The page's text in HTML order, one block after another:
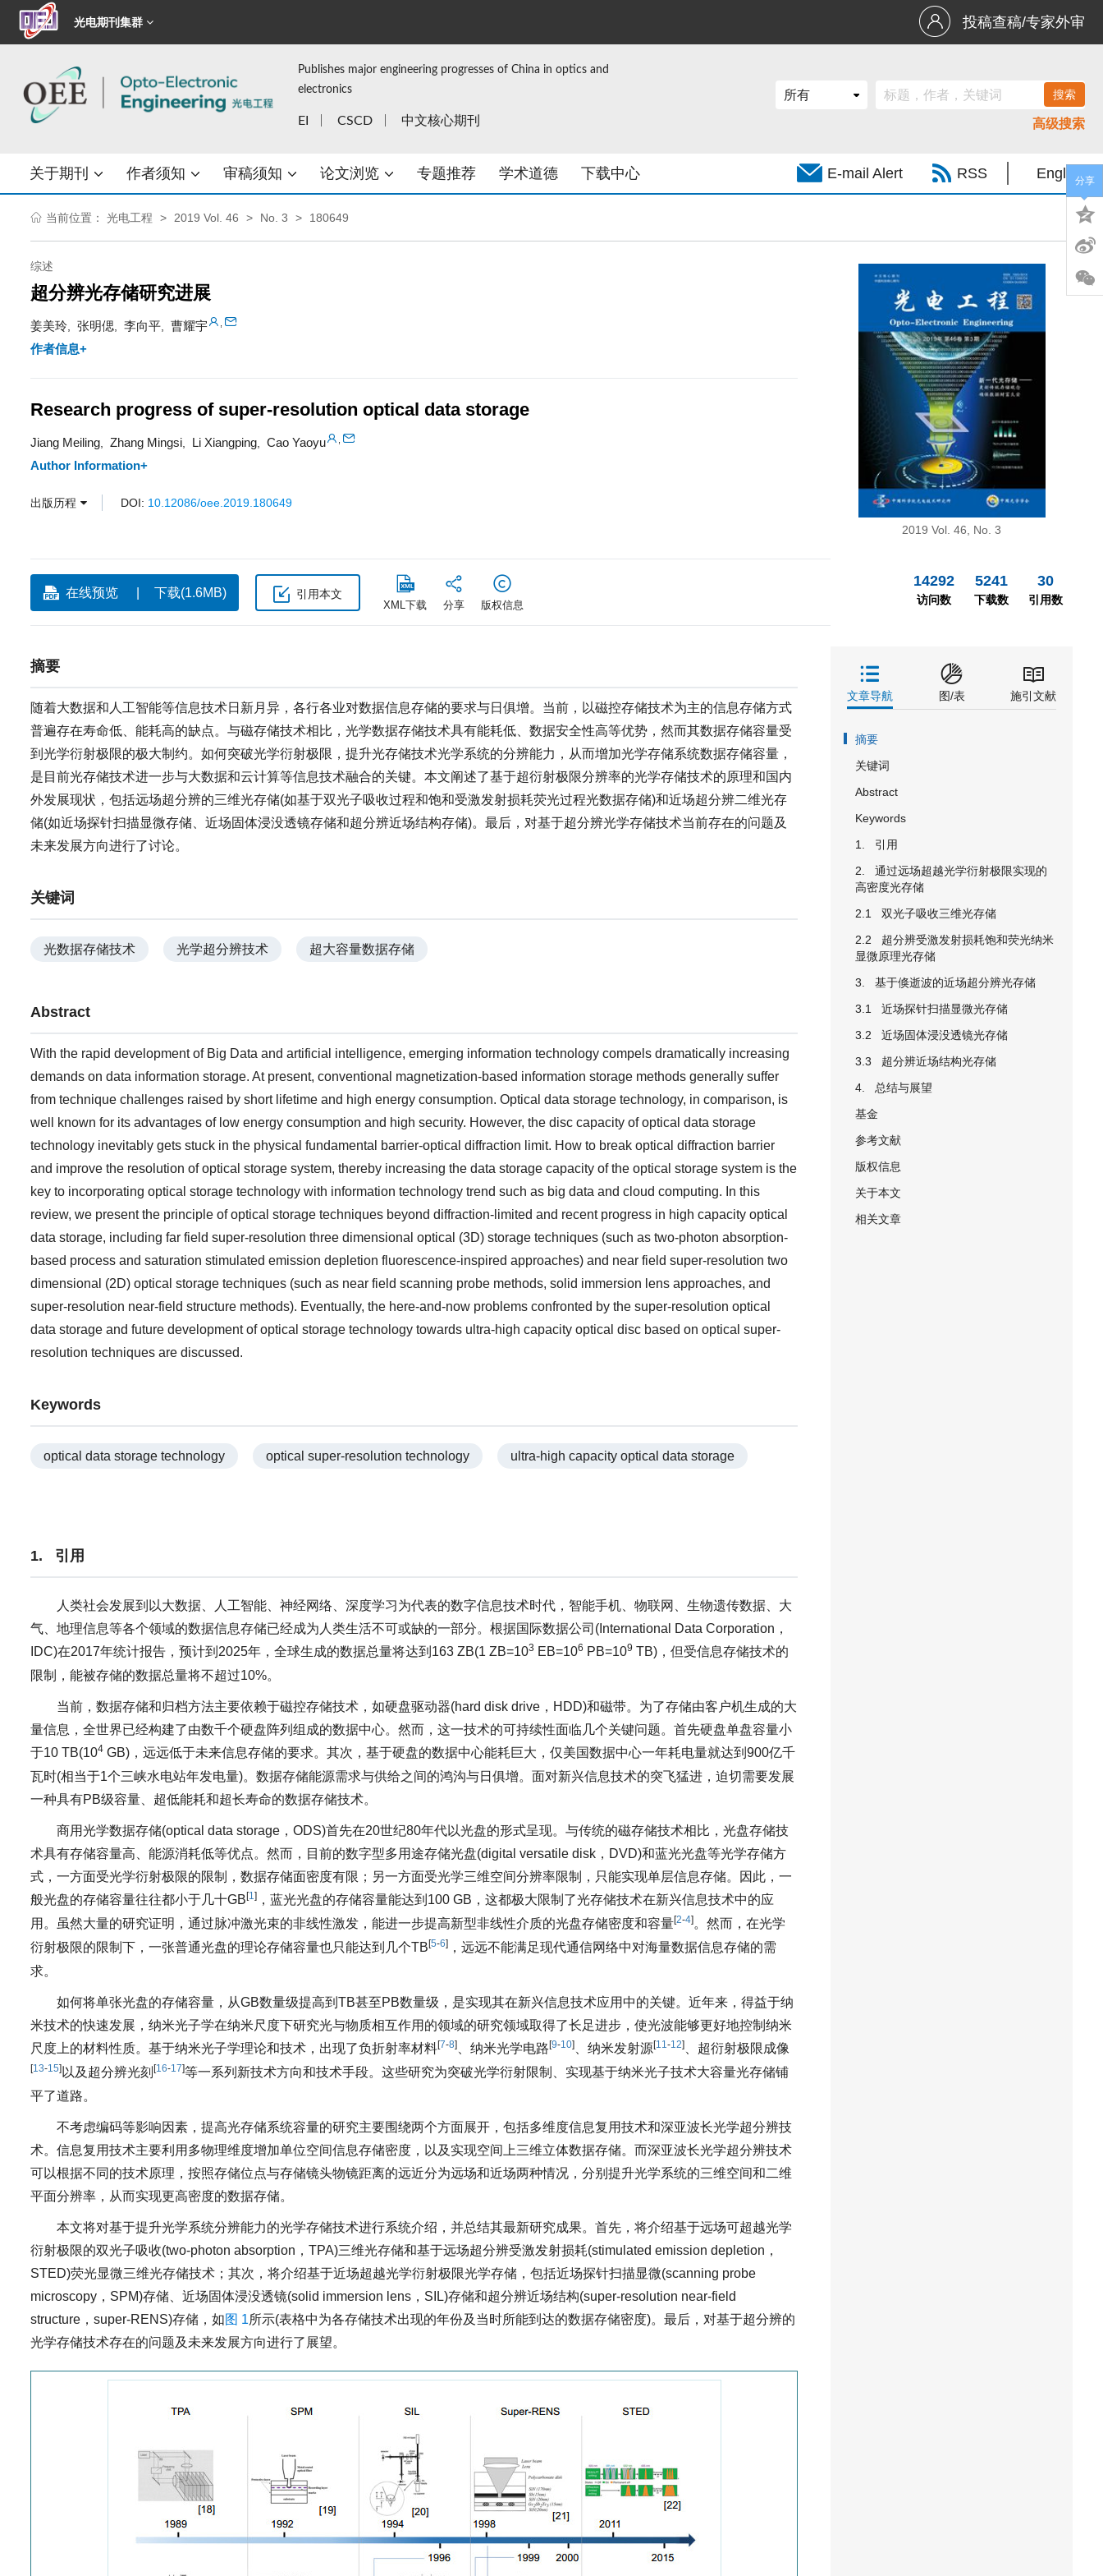
光电期刊集群 投稿查稿/专家外审
Publishes major engineering progresses of China in optics and
electronics
EI CSCD 中文核心期刊 高级搜索
关于期刊 作者须知 审稿须知 论文浏览 专题推荐 学术道德 下载中心 E-mail Alert RSS English
当前位置： 光电工程 2019 Vol. 46 No. 3 180649
综述
超分辨光存储研究进展
姜美玲 张明偲 李向平 曹耀宇
作者信息+
Research progress of super-resolution optical data storage
Jiang Meiling Zhang Mingsi Li Xiangping Cao Yaoyu
Author Information+
出版历程 DOI: 10.12086/oee.2019.180649
2019 Vol. 46, No. 3
在线预览 下载(1.6MB) 引用本文
XML下载 分享 版权信息
14292
访问数
5241
下载数
30
引用数
摘要
随着大数据和人工智能等信息技术日新月异，各行各业对数据信息存储的要求与日俱增。当前，以磁控存储技术为主的信息存储方式
普遍存在寿命低、能耗高的缺点。与磁存储技术相比，光学数据存储技术具有能耗低、数据安全性高等优势，然而其数据存储容量受
到光学衍射极限的极大制约。如何突破光学衍射极限，提升光存储技术光学系统的分辨能力，从而增加光学存储系统数据存储容量，
是目前光存储技术进一步与大数据和云计算等信息技术融合的关键。本文阐述了基于超衍射极限分辨率的光学存储技术的原理和国内
外发展现状，包括远场超分辨的三维光存储(如基于双光子吸收过程和饱和受激发射损耗荧光过程光数据存储)和近场超分辨二维光存
储(如近场探针扫描显微存储、近场固体浸没透镜存储和超分辨近场结构存储)。最后，对基于超分辨光学存储技术当前存在的问题及
未来发展方向进行了讨论。
关键词
光数据存储技术 光学超分辨技术 超大容量数据存储
Abstract
With the rapid development of Big Data and artificial intelligence, emerging information technology compels dramatically increasing
demands on data information storage. At present, conventional magnetization-based information storage methods generally suffer
from technique challenges raised by short lifetime and high energy consumption. Optical data storage technology, in comparison, is
well known for its advantages of low energy consumption and high security. However, the disc capacity of optical data storage
technology inevitably gets stuck in the physical fundamental barrier-optical diffraction limit. How to break optical diffraction barrier
and improve the resolution of optical storage system, thereby increasing the data storage capacity of the optical storage system is the
key to incorporating optical storage technology with information technology trend such as big data and cloud computing. In this
review, we present the principle of optical storage techniques beyond diffraction-limited and recent progress in high capacity optical
data storage, including far field super-resolution three dimensional optical (3D) storage techniques (such as two-photon absorption-
based process and saturation stimulated emission depletion fluorescence-inspired approaches) and near field super-resolution two
dimensional (2D) optical storage techniques (such as near field scanning probe methods, solid immersion lens approaches, and
super-resolution near-field structure methods). Eventually, the here-and-now problems confronted by the super-resolution optical
data storage and future development of optical storage technology towards ultra-high capacity optical disc based on optical super-
resolution techniques are discussed.
Keywords
optical data storage technology optical super-resolution technology ultra-high capacity optical data storage
1. 引用
人类社会发展到以大数据、人工智能、神经网络、深度学习为代表的数字信息技术时代，智能手机、物联网、生物遗传数据、大
气、地理信息等各个领域的数据信息存储已经成为人类生活不可或缺的一部分。根据国际数据公司(International Data Corporation，
IDC)在2017年统计报告，预计到2025年，全球生成的数据总量将达到163 ZB(1 ZB=103 EB=106 PB=109 TB)，但受信息存储技术的
限制，能被存储的数据总量将不超过10%。
当前，数据存储和归档方法主要依赖于磁控存储技术，如硬盘驱动器(hard disk drive，HDD)和磁带。为了存储由客户机生成的大
量信息，全世界已经构建了由数千个硬盘阵列组成的数据中心。然而，这一技术的可持续性面临几个关键问题。首先硬盘单盘容量小
于10 TB(104 GB)，远远低于未来信息存储的要求。其次，基于硬盘的数据中心能耗巨大，仅美国数据中心一年耗电量就达到900亿千
瓦时(相当于1个三峡水电站年发电量)。数据存储能源需求与供给之间的鸿沟与日俱增。面对新兴信息技术的突飞猛进，迫切需要发展
一种具有PB级容量、超低能耗和超长寿命的数据存储技术。
商用光学数据存储(optical data storage，ODS)首先在20世纪80年代以光盘的形式呈现。与传统的磁存储技术相比，光盘存储技
术具有存储容量高、能源消耗低等优点。然而，目前的数字型多用途存储光盘(digital versatile disk，DVD)和蓝光光盘等光学存储方
式，一方面受光学衍射极限的限制，数据存储面密度有限；另一方面受光学三维空间分辨率限制，只能实现单层信息存储。因此，一
般光盘的存储容量往往都小于几十GB [1] ，蓝光光盘的存储容量能达到100 GB，这都极大限制了光存储技术在新兴信息技术中的应
用。虽然大量的研究证明，通过脉冲激光束的非线性激发，能进一步提高新型非线性介质的光盘存储密度和容量[2-4]。然而，在光学
衍射极限的限制下，一张普通光盘的理论存储容量也只能达到几个TB [5-6] ，远远不能满足现代通信网络中对海量数据信息存储的需
求。
如何将单张光盘的存储容量，从GB数量级提高到TB甚至PB数量级，是实现其在新兴信息技术应用中的关键。近年来，得益于纳
米技术的快速发展，纳米光子学在纳米尺度下研究光与物质相互作用的领域的研究领域取得了长足进步，使光波能够更好地控制纳米
尺度上的材料性质。基于纳米光子学理论和技术，出现了负折射率材料[7-8] 、纳米光学电路 [9-10] 、纳米发射源[11-12] 、超衍射极限成像
[13-15]以及超分辨光刻 [16-17]等一系列新技术方向和技术手段。这些研究为突破光学衍射限制、实现基于纳米光子技术大容量光存储铺
平了道路。
不考虑编码等影响因素，提高光存储系统容量的研究主要围绕两个方面展开，包括多维度信息复用技术和深亚波长光学超分辨技
术。信息复用技术主要利用多物理维度增加单位空间信息存储密度，以及实现空间上三维立体数据存储。而深亚波长光学超分辨技术
可以根据不同的技术原理，按照存储位点与存储镜头物镜距离的远近分为远场和近场两种情况，分别提升光学系统的三维空间和二维
平面分辨率，从而实现更高密度的数据存储。
本文将对基于提升光学系统分辨能力的光学存储技术进行系统介绍，并总结其最新研究成果。首先，将介绍基于远场可超越光学
衍射极限的双光子吸收(two-photon absorption，TPA)三维光存储和基于远场超分辨受激发射损耗(stimulated emission depletion，
STED)荧光显微三维光存储技术；其次，将介绍基于近场超越光学衍射极限光学存储，包括近场探针扫描显微(scanning probe
microscopy，SPM)存储、近场固体浸没透镜(solid immersion lens，SIL)存储和超分辨近场结构(super-resolution near-field
structure，super-RENS)存储，如图 1所示(表格中为各存储技术出现的年份及当时所能到达的数据存储密度)。最后，对基于超分辨的
光学存储技术存在的问题及未来发展方向进行了展望。
文章导航 图/表 施引文献
摘要
关键词
Abstract
Keywords
1. 引用
2. 通过远场超越光学衍射极限实现的
高密度光存储
2.1 双光子吸收三维光存储
2.2 超分辨受激发射损耗饱和荧光纳米
显微原理光存储
3. 基于倏逝波的近场超分辨光存储
3.1 近场探针扫描显微光存储
3.2 近场固体浸没透镜光存储
3.3 超分辨近场结构光存储
4. 总结与展望
基金
参考文献
版权信息
关于本文
相关文章
分享